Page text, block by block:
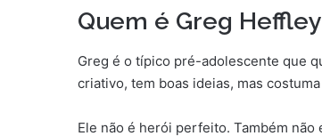
Quem é Greg
Greg é o típico pré-adolescente que
criativo, tem boas ideias, mas
Ele não é herói perfeito. Também